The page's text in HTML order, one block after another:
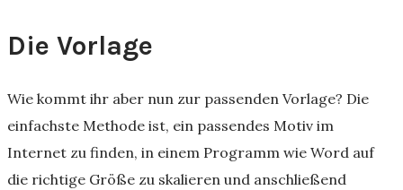
Die Vorlage
Wie kommt ihr aber nun zur passenden Vorlage? Die
einfachste Methode ist, ein passendes Motiv im
Internet zu finden, in einem Programm wie Word auf
die richtige Größe zu skalieren und anschließend